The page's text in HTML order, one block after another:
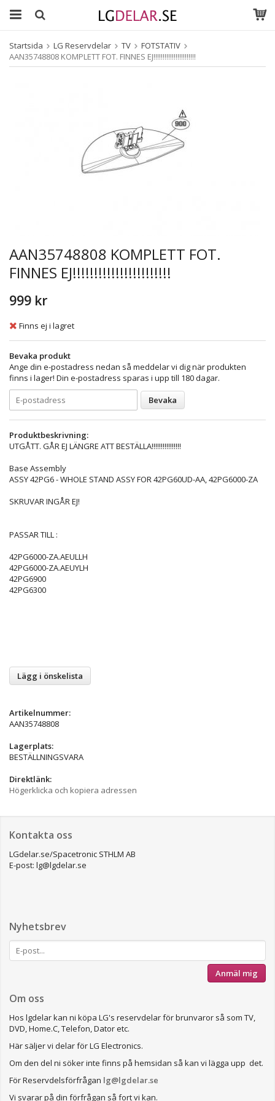
Startsida LG Reservdelar TV
FOTSTATIV
AAN35748808 KOMPLETT FOT. FINNES EJ!!!!!!!!!!!!!!!!!!!!!!!
AAN35748808 KOMPLETT FOT.
FINNES EJ!!!!!!!!!!!!!!!!!!!!!!!
999 kr
Finns ej i lagret
Bevaka produkt
Ange din e-postadress nedan så meddelar vi dig när produkten
finns i lager! Din e-postadress sparas i upp till 180 dagar.
Bevaka
Produktbeskrivning:
UTGÅTT. GÅR EJ LÄNGRE ATT BESTÄLLA!!!!!!!!!!!!!!!!
Base Assembly
ASSY 42PG6 - WHOLE STAND ASSY FOR 42PG60UD-AA, 42PG6000-ZA
SKRUVAR INGÅR EJ!
PASSAR TILL :
42PG6000-ZA.AEULLH
42PG6000-ZA.AEUYLH
42PG6900
42PG6300
Lägg i önskelista
Artikelnummer:
AAN35748808
Lagerplats:
BESTÄLLNINGSVARA
Direktlänk:
Högerklicka och kopiera adressen
Kontakta oss
LGdelar.se/Spacetronic STHLM AB
E-post: lg@lgdelar.se
Nyhetsbrev
Anmäl mig
Om oss
Hos lgdelar kan ni köpa LG's reservdelar för brunvaror så som TV,
DVD, Home.C, Telefon, Dator etc.
Här säljer vi delar för LG Electronics.
Om den del ni söker inte finns på hemsidan så kan vi lägga upp det.
För Reservdelsförfrågan lg@lgdelar.se
Vi svarar på din förfrågan så fort vi kan.